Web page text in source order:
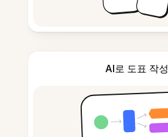
AI로 도표 작성